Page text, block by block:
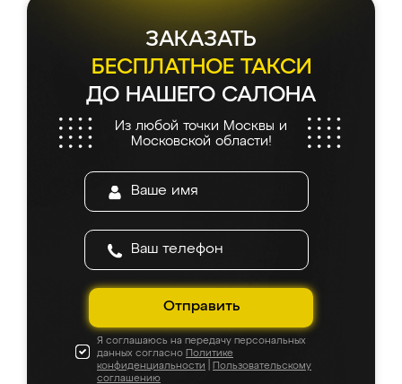
ЗАКАЗАТЬ
БЕСПЛАТНОЕ ТАКСИ
ДО НАШЕГО САЛОНА
Из любой точки Москвы и
Московской области!
Отправить
Я соглашаюсь на передачу персональных
данных согласно Политике
конфиденциальности
Пользовательскому
соглашению